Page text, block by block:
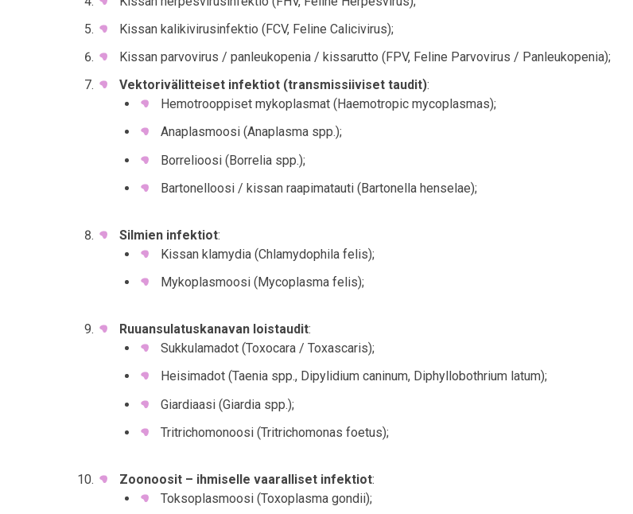
Kissan kalikivirusinfektio (FCV, Feline Calicivirus);
Kissan parvovirus / panleukopenia / kissarutto (FPV, Feline Parvovirus / Panleukopenia);
Vektorivälitteiset infektiot (transmissiiviset taudit):
Hemotrooppiset mykoplasmat (Haemotropic mycoplasmas);
Anaplasmoosi (Anaplasma spp.);
Borrelioosi (Borrelia spp.);
Bartonelloosi / kissan raapimatauti (Bartonella henselae);
Silmien infektiot:
Kissan klamydia (Chlamydophila felis);
Mykoplasmoosi (Mycoplasma felis);
Ruuansulatuskanavan loistaudit:
Sukkulamadot (Toxocara / Toxascaris);
Heisimadot (Taenia spp., Dipylidium caninum, Diphyllobothrium latum);
Giardiaasi (Giardia spp.);
Tritrichomonoosi (Tritrichomonas foetus);
Zoonoosit – ihmiselle vaaralliset infektiot:
Toksoplasmoosi (Toxoplasma gondii);